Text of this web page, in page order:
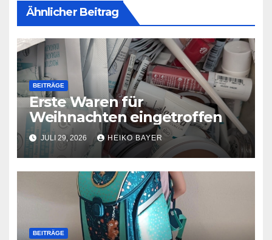
Ähnlicher Beitrag
BEITRÄGE
Erste Waren für
Weihnachten eingetroffen
JULI 29, 2026 HEIKO BAYER
BEITRÄGE